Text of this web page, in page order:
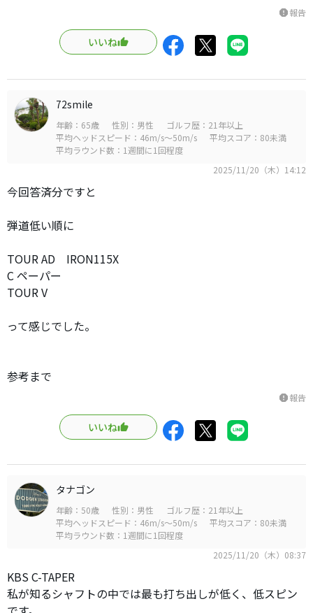
report報告
いいね
72smile
年齢：65歳 性別：男性
ゴルフ歴：21年以上
平均ヘッドスピード：46m/s～50m/s
平均スコア：80未満
平均ラウンド数：1週間に1回程度
2025/11/20（木）14:12
今回答済分ですと
弾道低い順に
TOUR AD IRON115X
C ペーパー
TOUR V
って感じでした。
参考まで
report報告
いいね
タナゴン
年齢：50歳 性別：男性
ゴルフ歴：21年以上
平均ヘッドスピード：46m/s～50m/s
平均スコア：80未満
平均ラウンド数：1週間に1回程度
2025/11/20（木）08:37
KBS C-TAPER
私が知るシャフトの中では最も打ち出しが低く、低スピン